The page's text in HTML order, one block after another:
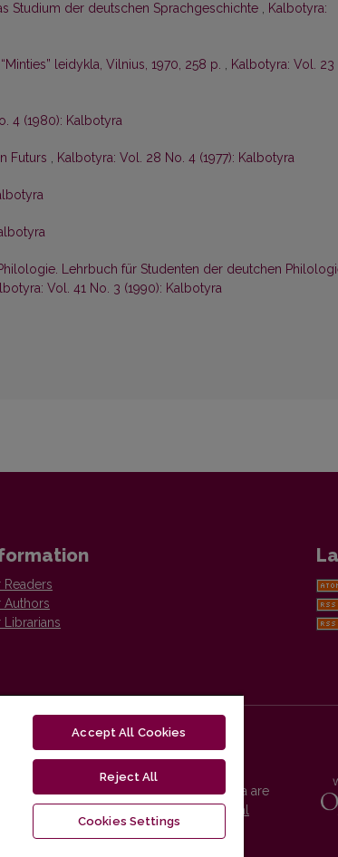
Studium der deutschen Sprachgeschichte , Kalbotyra:
leidykla, Vilnius, 1970, 258 p. , Kalbotyra: Vol. 23
4 (1980): Kalbotyra
Futurs , Kalbotyra: Vol. 28 No. 4 (1977): Kalbotyra
Lehrbuch für Studenten der deutchen
Vol. 41 No. 3 (1990): Kalbotyra
Readers
Authors
Librarians
University Press platform and metadata are
by
Creative Commons International
Accept All Cookies
Reject All
Cookies Settings